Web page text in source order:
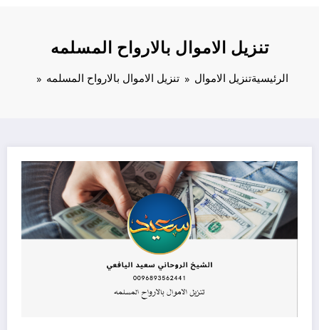
تنزيل الاموال بالارواح المسلمه
الرئيسيةتنزيل الاموال تنزيل الاموال بالارواح المسلمه